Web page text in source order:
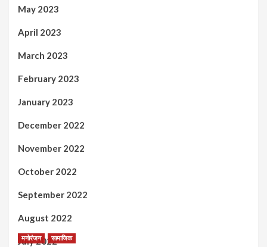
May 2023
April 2023
March 2023
February 2023
January 2023
December 2022
November 2022
October 2022
September 2022
August 2022
July 2022
मनोरंजन सामाजिक